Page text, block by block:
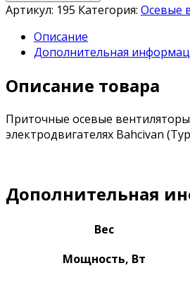
Артикул: 195 Категория: Осевые
Описание
Дополнительная
Описание товара
Приточные осевые
электродвигателях Bahcivan
Дополнительная
Вес
Мощность, Вт